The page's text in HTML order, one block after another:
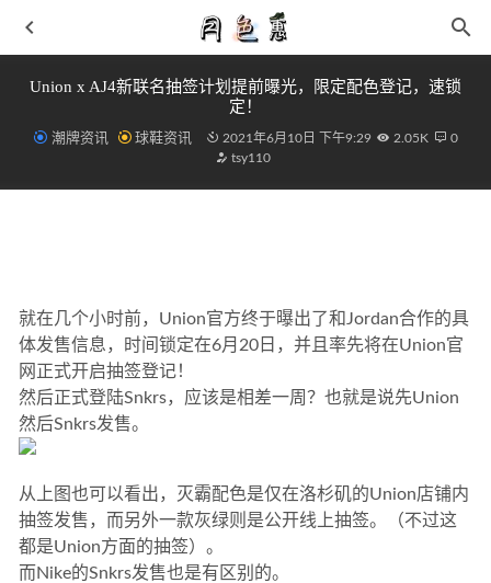
Union x AJ4新联名抽签计划提前曝光，限定配色登记，速锁
定！
潮牌资讯 球鞋资讯 2021年6月10日 下午9:29 2.05K
0
tsy110
就在几个小时前，Union官方终于曝出了和Jordan合作的具
体发售信息，时间锁定在6月20日，并且率先将在Union官
网正式开启抽签登记！
然后正式登陆Snkrs，应该是相差一周？也就是说先Union
然后Snkrs发售。
从上图也可以看出，灭霸配色是仅在洛杉矶的Union店铺内
抽签发售，而另外一款灰绿则是公开线上抽签。（不过这
都是Union方面的抽签）。
而Nike的Snkrs发售也是有区别的。
2022-06-03
优惠券群活跃度太低？活跃群气氛的五个小玩法 2019-05-14
KITH x 其乐 x MLB 三方联名 Wallabee 鞋款系列出炉
2021-
11-19